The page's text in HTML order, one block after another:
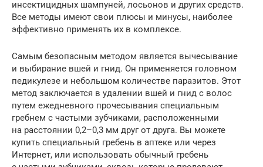
инсектицидных шампуней, лосьонов и других средств.
Все методы имеют свои плюсы и минусы, наиболее
эффективно применять их в комплексе.
Самым безопасным методом является вычесывание
и выбирание вшей и гнид. Он применяется головном
педикулезе и небольшом количестве паразитов. Этот
метод заключается в удалении вшей и гнид с волос
путем ежедневного прочесывания специальным
гребнем с частыми зубчиками, расположенными
на расстоянии 0,2–0,3 мм друг от друга. Вы можете
купить специальный гребень в аптеке или через
Интернет, или использовать обычный гребень